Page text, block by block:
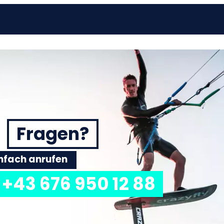
Fragen?
anrufen
+43 676 950 12 88